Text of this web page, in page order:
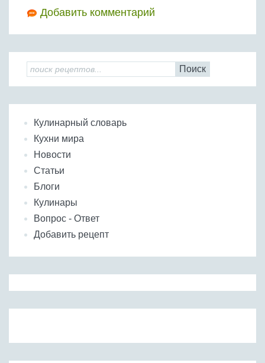
Добавить комментарий
Поиск
Кулинарный словарь
Кухни мира
Новости
Статьи
Блоги
Кулинары
Вопрос - Ответ
Добавить рецепт